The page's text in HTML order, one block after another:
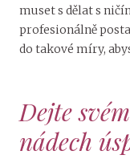
muset s dělat s
profesionálně
do takové míry,
Dejte
nádech